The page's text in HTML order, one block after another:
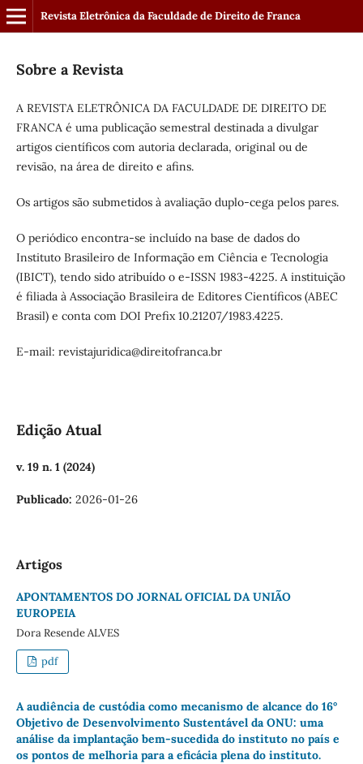
Revista Eletrônica da Faculdade de Direito de Franca
Sobre a Revista
A REVISTA ELETRÔNICA DA FACULDADE DE DIREITO DE
FRANCA é uma publicação semestral destinada a divulgar
artigos científicos com autoria declarada, original ou de
revisão, na área de direito e afins.
Os artigos são submetidos à avaliação duplo-cega pelos pares.
O periódico encontra-se incluído na base de dados do
Instituto Brasileiro de Informação em Ciência e Tecnologia
(IBICT), tendo sido atribuído o e-ISSN 1983-4225. A instituição
é filiada à Associação Brasileira de Editores Científicos (ABEC
Brasil) e conta com DOI Prefix 10.21207/1983.4225.
E-mail: revistajuridica@direitofranca.br
Edição Atual
v. 19 n. 1 (2024)
Publicado: 2026-01-26
Artigos
APONTAMENTOS DO JORNAL OFICIAL DA UNIÃO
EUROPEIA
Dora Resende ALVES
pdf
A audiência de custódia como mecanismo de alcance do 16°
Objetivo de Desenvolvimento Sustentável da ONU: uma
análise da implantação bem-sucedida do instituto no país e
os pontos de melhoria para a eficácia plena do instituto.